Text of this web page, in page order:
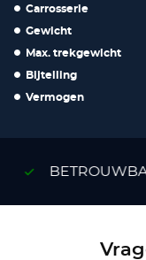
Carrosserie
Gewicht
Max. trekgewicht
Bijtelling
Vermogen